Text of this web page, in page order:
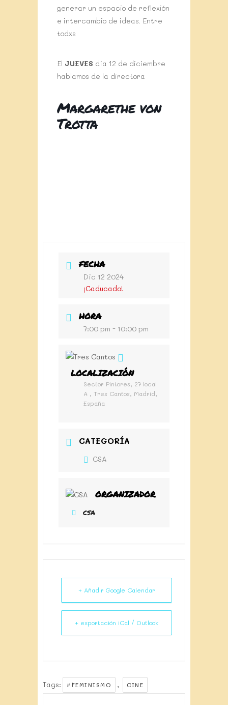
generar un espacio de reflexión
e intercambio de ideas. Entre
todxs
El JUEVES día 12 de diciembre
hablamos de la directora
Margarethe von
Trotta
FECHA
Dic 12 2024
¡Caducado!
HORA
7:00 pm - 10:00 pm
LOCALIZACIÓN
Sector Pintores, 27 local
A , Tres Cantos, Madrid,
España
CATEGORÍA
CSA
ORGANIZADOR
CSA
+ Añadir Google Calendar
+ exportación iCal / Outlook
Tags: #FEMINISMO , CINE